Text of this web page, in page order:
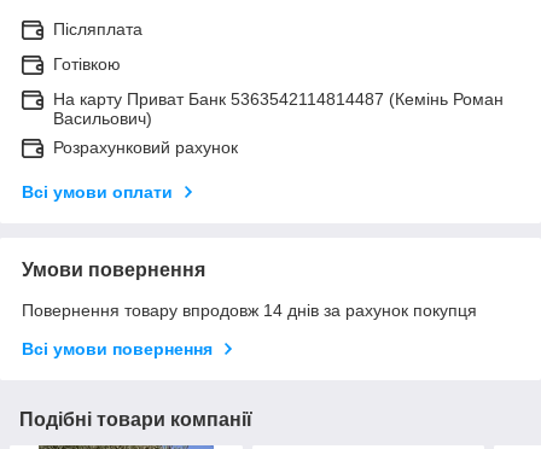
Післяплата
Готівкою
На карту Приват Банк 5363542114814487 (Кемінь Роман
Васильович)
Розрахунковий рахунок
Всі умови оплати
Умови повернення
Повернення товару впродовж 14 днів за рахунок покупця
Всі умови повернення
Подібні товари компанії